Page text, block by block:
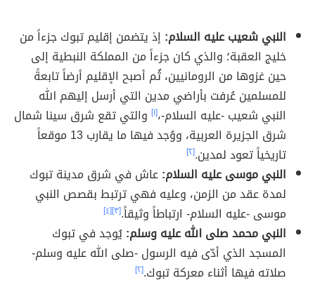
النبي شعيب عليه السلام: إذ يتضمن إقليم تبوك جزءاً من
خليج العقبة؛ والذي كان جزءاً من المملكة النبطية إلى
حين غزوها من الرومانيين، ثُم أصبح الإقليم أرضاً تابعةً
للمسلمين عُرفت بأراضي مدين التي أرسل إليهم الله
النبي شعيب -عليه السلام-،[١] والتي تقع شرق سينا شمال
شرق الجزيرة العربية، ووُجد فيها ما يقارب 13 موقعاً
تاريخياً تعود لمدين.[٢]
النبي موسى عليه السلام:عاش في شرق مدينة تبوك
لمدة عقد من الزمن، وعليه فهي ترتبط بقصص النبي
موسى -عليه السلام- ارتباطاً وثيقاً.[٣] [٤]
النبي محمد صلى الله عليه وسلم:يُوجد في تبوك
المسجد الذي أدّى فيه الرسول -صلى الله عليه وسلم-
صلاته فيها أثناء معركة تبوك.[٢]